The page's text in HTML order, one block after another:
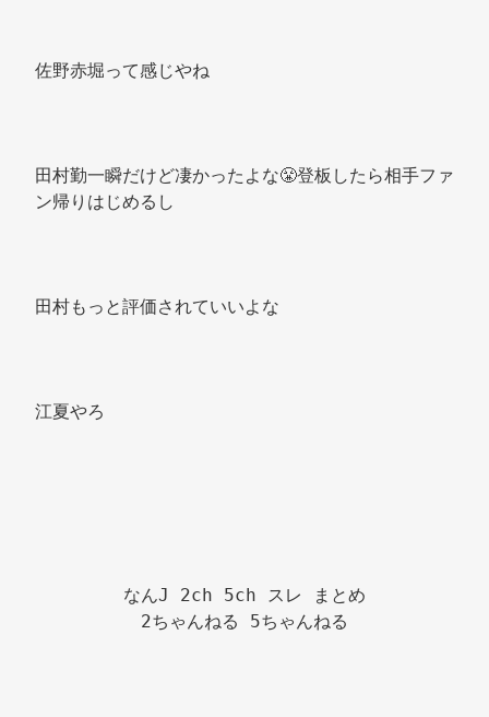
佐野赤堀って感じやね
田村勤一瞬だけど凄かったよな😤登板したら相手ファ
ン帰りはじめるし
田村もっと評価されていいよな
江夏やろ
なんJ 2ch 5ch スレ まとめ
2ちゃんねる 5ちゃんねる